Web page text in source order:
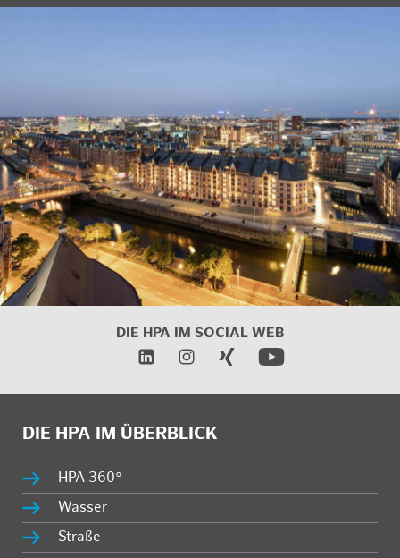
DIE HPA IM SOCIAL WEB
DIE HPA IM ÜBERBLICK
HPA 360°
Wasser
Straße